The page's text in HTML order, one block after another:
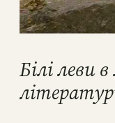
Білі леви